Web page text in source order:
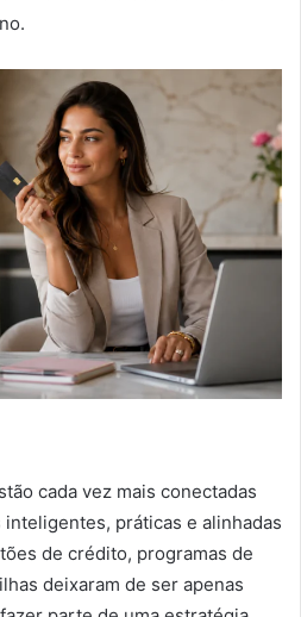
cada vez mais conectadas
práticas e alinhadas
de crédito, programas de
deixaram de ser apenas